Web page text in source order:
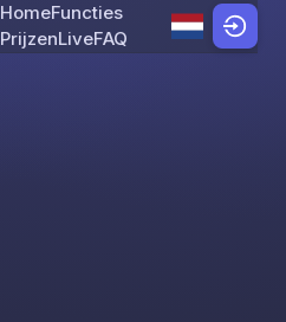
Skip to content
HomeFuncties
PrijzenLiveFAQ